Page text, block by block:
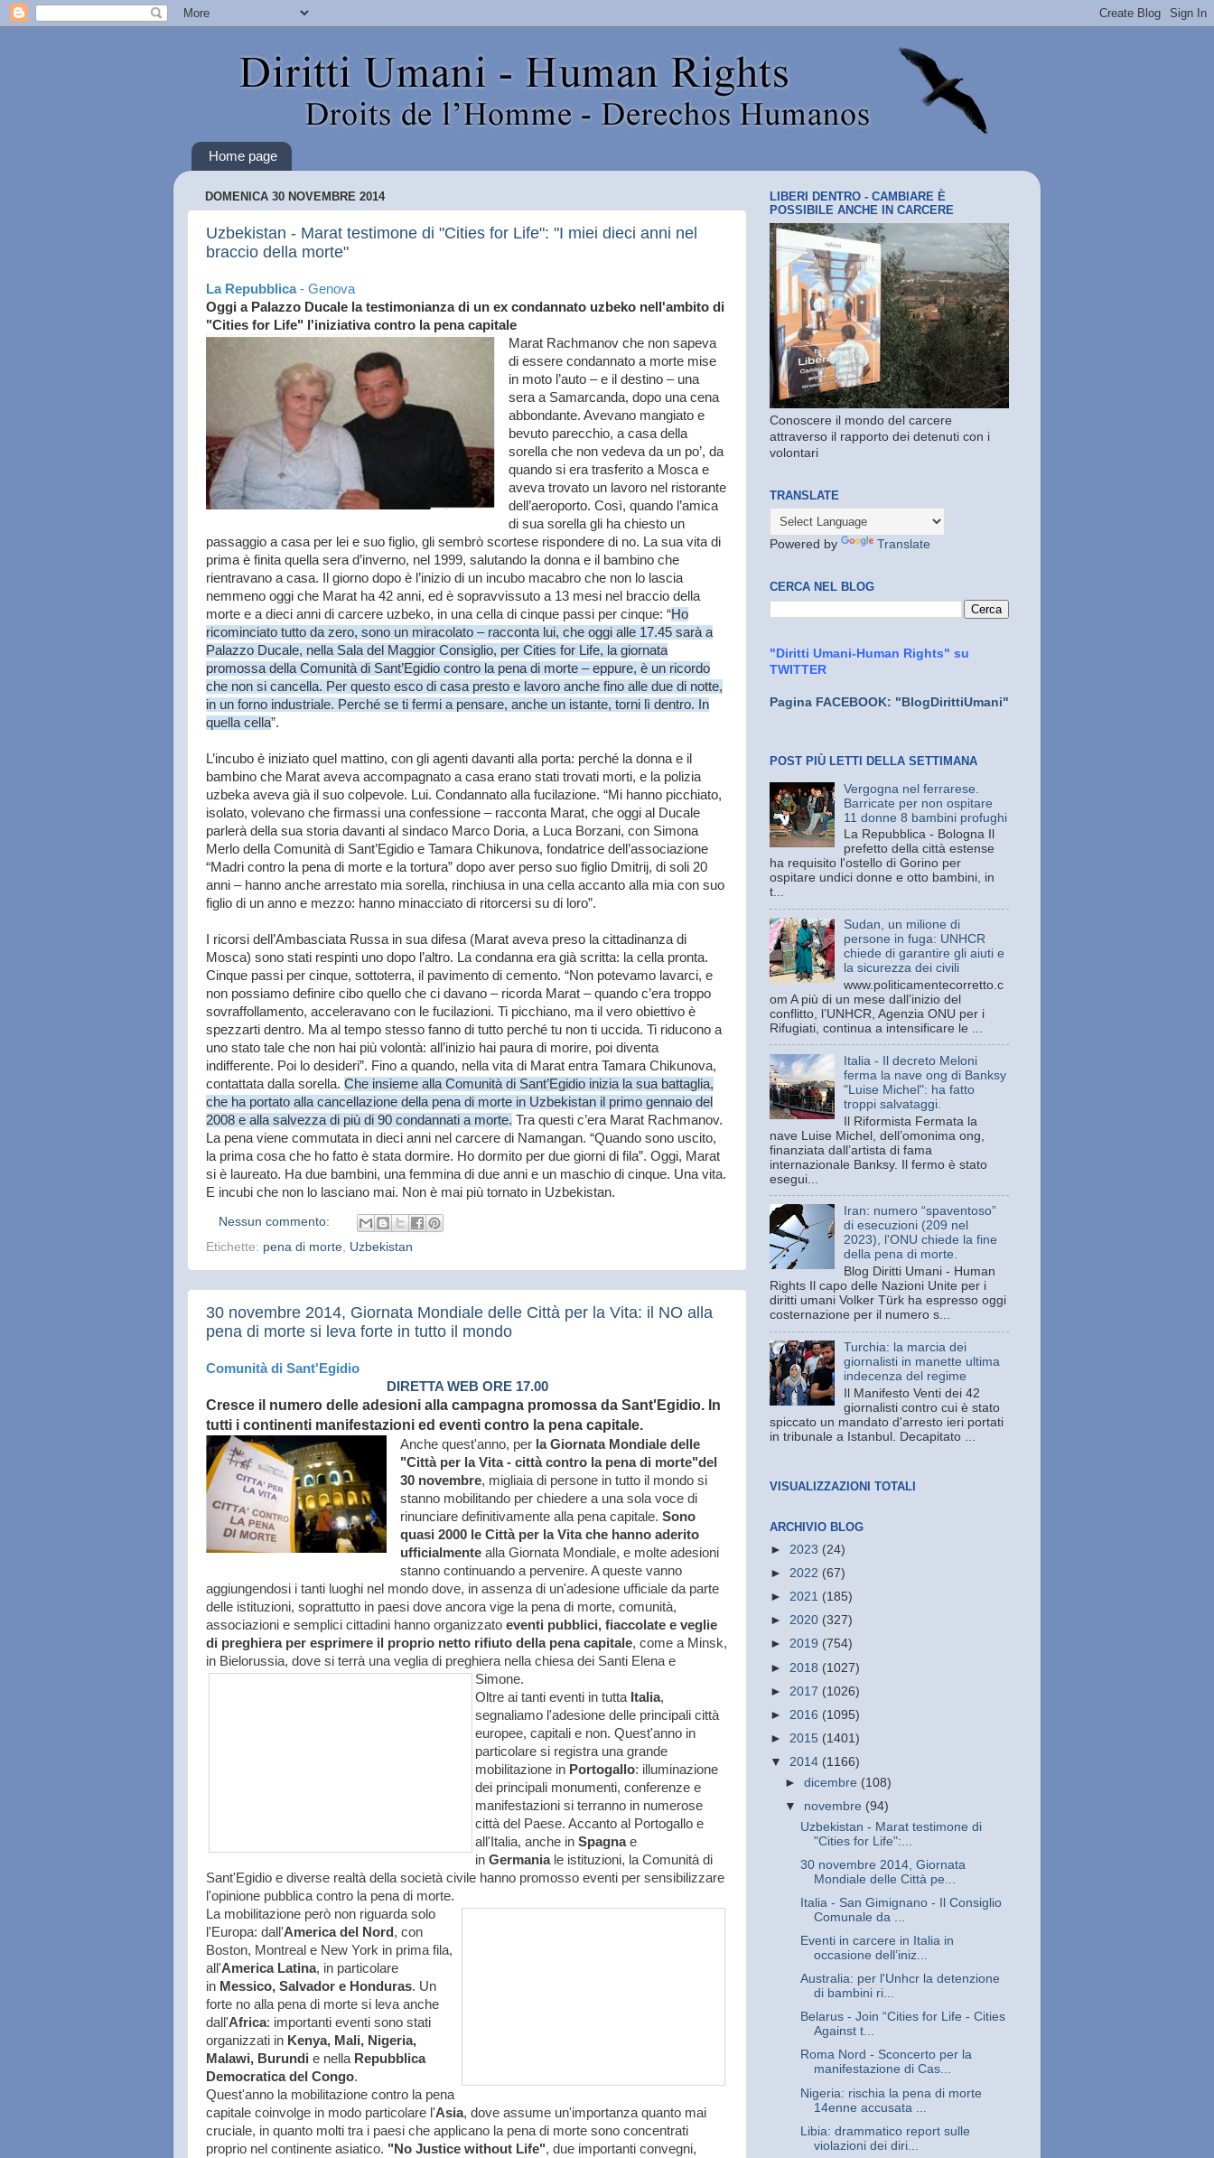
Home page
DOMENICA 30 NOVEMBRE 2014
Uzbekistan - Marat testimone di "Cities for Life": "I miei dieci anni nel
braccio della morte"
La Repubblica- Genova
Oggi a Palazzo Ducale la testimonianza di un ex condannato uzbeko nell'ambito di
"Cities for Life" l'iniziativa contro la pena capitale
Marat Rachmanov che non sapeva
di essere condannato a morte mise
in moto l’auto – e il destino – una
sera a Samarcanda, dopo una cena
abbondante. Avevano mangiato e
bevuto parecchio, a casa della
sorella che non vedeva da un po’, da
quando si era trasferito a Mosca e
aveva trovato un lavoro nel ristorante
dell’aeroporto. Così, quando l’amica
di sua sorella gli ha chiesto un
passaggio a casa per lei e suo figlio, gli sembrò scortese rispondere di no. La sua vita di
prima è finita quella sera d’inverno, nel 1999, salutando la donna e il bambino che
rientravano a casa. Il giorno dopo è l’inizio di un incubo macabro che non lo lascia
nemmeno oggi che Marat ha 42 anni, ed è sopravvissuto a 13 mesi nel braccio della
morte e a dieci anni di carcere uzbeko, in una cella di cinque passi per cinque: “Ho
ricominciato tutto da zero, sono un miracolato – racconta lui, che oggi alle 17.45 sarà a
Palazzo Ducale, nella Sala del Maggior Consiglio, per Cities for Life, la giornata
promossa della Comunità di Sant’Egidio contro la pena di morte – eppure, è un ricordo
che non si cancella. Per questo esco di casa presto e lavoro anche fino alle due di notte,
in un forno industriale. Perché se ti fermi a pensare, anche un istante, torni lì dentro. In
quella cella”.
L’incubo è iniziato quel mattino, con gli agenti davanti alla porta: perché la donna e il
bambino che Marat aveva accompagnato a casa erano stati trovati morti, e la polizia
uzbeka aveva già il suo colpevole. Lui. Condannato alla fucilazione. “Mi hanno picchiato,
isolato, volevano che firmassi una confessione – racconta Marat, che oggi al Ducale
parlerà della sua storia davanti al sindaco Marco Doria, a Luca Borzani, con Simona
Merlo della Comunità di Sant’Egidio e Tamara Chikunova, fondatrice dell’associazione
“Madri contro la pena di morte e la tortura” dopo aver perso suo figlio Dmitrij, di soli 20
anni – hanno anche arrestato mia sorella, rinchiusa in una cella accanto alla mia con suo
figlio di un anno e mezzo: hanno minacciato di ritorcersi su di loro”.
I ricorsi dell’Ambasciata Russa in sua difesa (Marat aveva preso la cittadinanza di
Mosca) sono stati respinti uno dopo l’altro. La condanna era già scritta: la cella pronta.
Cinque passi per cinque, sottoterra, il pavimento di cemento. “Non potevamo lavarci, e
non possiamo definire cibo quello che ci davano – ricorda Marat – quando c’era troppo
sovraffollamento, acceleravano con le fucilazioni. Ti picchiano, ma il vero obiettivo è
spezzarti dentro. Ma al tempo stesso fanno di tutto perché tu non ti uccida. Ti riducono a
uno stato tale che non hai più volontà: all’inizio hai paura di morire, poi diventa
indifferente. Poi lo desideri”. Fino a quando, nella vita di Marat entra Tamara Chikunova,
contattata dalla sorella. Che insieme alla Comunità di Sant’Egidio inizia la sua battaglia,
che ha portato alla cancellazione della pena di morte in Uzbekistan il primo gennaio del
2008 e alla salvezza di più di 90 condannati a morte. Tra questi c’era Marat Rachmanov.
La pena viene commutata in dieci anni nel carcere di Namangan. “Quando sono uscito,
la prima cosa che ho fatto è stata dormire. Ho dormito per due giorni di fila”. Oggi, Marat
si è laureato. Ha due bambini, una femmina di due anni e un maschio di cinque. Una vita.
E incubi che non lo lasciano mai. Non è mai più tornato in Uzbekistan.
Nessun commento:
Etichette: pena di morte Uzbekistan
30 novembre 2014, Giornata Mondiale delle Città per la Vita: il NO alla
pena di morte si leva forte in tutto il mondo
Comunità di Sant'Egidio
DIRETTA WEB ORE 17.00
Cresce il numero delle adesioni alla campagna promossa da Sant'Egidio. In
tutti i continenti manifestazioni ed eventi contro la pena capitale.
Anche quest'anno, per laGiornata Mondiale delle
"Città per la Vita - città contro la pena di morte"del
30 novembre, migliaia di persone in tutto il mondo si
stanno mobilitando per chiedere a una sola voce di
rinunciare definitivamente alla pena capitale. Sono
quasi 2000 le Città per la Vita che hanno aderito
ufficialmentealla Giornata Mondiale, e molte adesioni
stanno continuando a pervenire. A queste vanno
aggiungendosi i tanti luoghi nel mondo dove, in assenza di un'adesione ufficiale da parte
delle istituzioni, soprattutto in paesi dove ancora vige la pena di morte, comunità,
associazioni e semplici cittadini hanno organizzato eventi pubblici, fiaccolate e veglie
di preghiera per esprimere il proprio netto rifiuto della pena capitale, come a Minsk,
in Bielorussia, dove si terrà una veglia di preghiera nella chiesa dei Santi Elena e
Simone.
Oltre ai tanti eventi in tutta Italia,
segnaliamo l'adesione delle principali città
europee, capitali e non. Quest'anno in
particolare si registra una grande
mobilitazione in Portogallo: illuminazione
dei principali monumenti, conferenze e
manifestazioni si terranno in numerose
città del Paese. Accanto al Portogallo e
all'Italia, anche in Spagnae
in Germaniale istituzioni, la Comunità di
Sant'Egidio e diverse realtà della società civile hanno promosso eventi per sensibilizzare
l'opinione pubblica contro la pena di morte.
La mobilitazione però non riguarda solo
l'Europa: dall'America del Nord , con
Boston, Montreal e New York in prima fila,
all'America Latina, in particolare
in Messico, Salvador e Honduras. Un
forte no alla pena di morte si leva anche
dall'Africa: importanti eventi sono stati
organizzati in Kenya, Mali, Nigeria,
Malawi, Burundi e nella Repubblica
Democratica del Congo.
Quest'anno la mobilitazione contro la pena
capitale coinvolge in modo particolare l'Asia, dove assume un'importanza quanto mai
cruciale, in quanto molti tra i paesi che applicano la pena di morte sono concentrati
proprio nel continente asiatico. "No Justice without Life", due importanti convegni,
LIBERI DENTRO - CAMBIARE È
POSSIBILE ANCHE IN CARCERE
Conoscere il mondo del carcere
attraverso il rapporto dei detenuti con i
volontari
TRANSLATE
Powered by Translate
CERCA NEL BLOG
"Diritti Umani-Human Rights" su
TWITTER
Pagina FACEBOOK: "BlogDirittiUmani"
POST PIÙ LETTI DELLA SETTIMANA
Vergogna nel ferrarese.
Barricate per non ospitare
11 donne 8 bambini profughi
La Repubblica - Bologna Il
prefetto della città estense
ha requisito l'ostello di Gorino per
ospitare undici donne e otto bambini, in
t...
Sudan, un milione di
persone in fuga: UNHCR
chiede di garantire gli aiuti e
la sicurezza dei civili
www.politicamentecorretto.c
om A più di un mese dall’inizio del
conflitto, l’UNHCR, Agenzia ONU per i
Rifugiati, continua a intensificare le ...
Italia - Il decreto Meloni
ferma la nave ong di Banksy
"Luise Michel": ha fatto
troppi salvataggi.
Il Riformista Fermata la
nave Luise Michel, dell’omonima ong,
finanziata dall’artista di fama
internazionale Banksy. Il fermo è stato
esegui...
Iran: numero “spaventoso”
di esecuzioni (209 nel
2023), l'ONU chiede la fine
della pena di morte.
Blog Diritti Umani - Human
Rights Il capo delle Nazioni Unite per i
diritti umani Volker Türk ha espresso oggi
costernazione per il numero s...
Turchia: la marcia dei
giornalisti in manette ultima
indecenza del regime
Il Manifesto Venti dei 42
giornalisti contro cui è stato
spiccato un mandato d'arresto ieri portati
in tribunale a Istanbul. Decapitato ...
VISUALIZZAZIONI TOTALI
ARCHIVIO BLOG
► 2023 (24)
► 2022 (67)
► 2021 (185)
► 2020 (327)
► 2019 (754)
► 2018 (1027)
► 2017 (1026)
► 2016 (1095)
► 2015 (1401)
▼ 2014 (1166)
►dicembre (108)
▼ novembre (94)
Uzbekistan - Marat testimone di
"Cities for Life":...
30 novembre 2014, Giornata
Mondiale delle Città pe...
Italia - San Gimignano - Il Consiglio
Comunale da ...
Eventi in carcere in Italia in
occasione dell’iniz...
Australia: per l'Unhcr la detenzione
di bambini ri...
Belarus - Join “Cities for Life - Cities
Against t...
Roma Nord - Sconcerto per la
manifestazione di Cas...
Nigeria: rischia la pena di morte
14enne accusata ...
Libia: drammatico report sulle
violazioni dei diri...